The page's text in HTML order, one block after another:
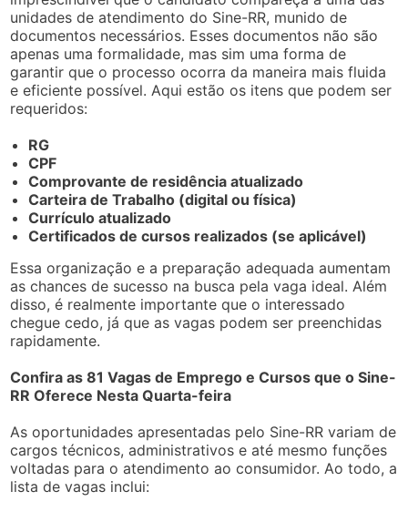
unidades de atendimento do Sine-RR, munido de
documentos necessários. Esses documentos não são
apenas uma formalidade, mas sim uma forma de
garantir que o processo ocorra da maneira mais fluida
e eficiente possível. Aqui estão os itens que podem ser
requeridos:
RG
CPF
Comprovante de residência atualizado
Carteira de Trabalho (digital ou física)
Currículo atualizado
Certificados de cursos realizados (se aplicável)
Essa organização e a preparação adequada aumentam
as chances de sucesso na busca pela vaga ideal. Além
disso, é realmente importante que o interessado
chegue cedo, já que as vagas podem ser preenchidas
rapidamente.
Confira as 81 Vagas de Emprego e Cursos que o Sine-
RR Oferece Nesta Quarta-feira
As oportunidades apresentadas pelo Sine-RR variam de
cargos técnicos, administrativos e até mesmo funções
voltadas para o atendimento ao consumidor. Ao todo, a
lista de vagas inclui: